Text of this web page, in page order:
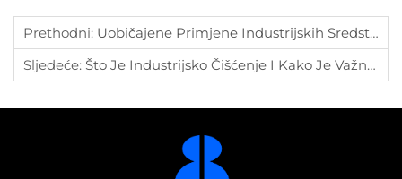
Prethodni: Uobičajene Primjene Industrijskih Sredstava Za Čišćenje
Sljedeće: Što Je Industrijsko Čišćenje I Kako Je Važno?